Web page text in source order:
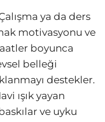
ya da ders
motivasyonu ve
boyunca
belleği
destekler.
ışık yayan
ve uyku